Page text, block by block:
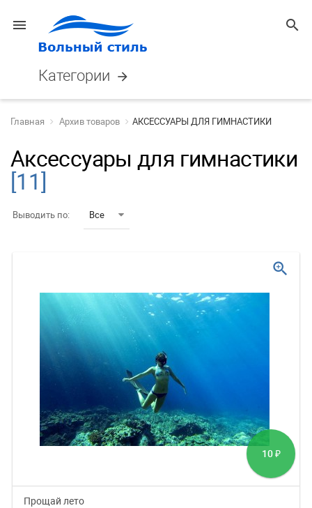
menu search
Категории arrow_forward
Главная Архив товаров АКСЕССУАРЫ ДЛЯ ГИМНАСТИКИ
Аксессуары для гимнастики
[11]
Выводить по: Все
10 ₽
Прощай лето
zoom_in